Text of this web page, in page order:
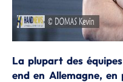
La plupart des
end en Allemagne,